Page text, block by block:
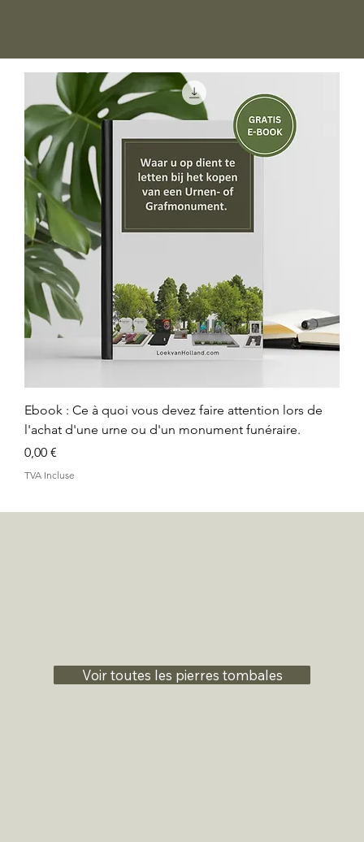
Ebook : Ce à quoi vous devez faire attention lors de
l'achat d'une urne ou d'un monument funéraire.
Prix
0,00 €
TVA Incluse
Voir toutes les pierres tombales